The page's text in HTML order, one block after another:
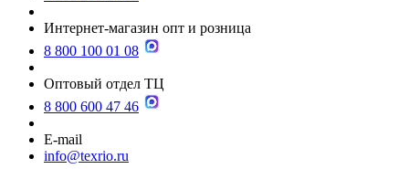
Интернет-магазин опт и розница
8 800 100 01 08
Оптовый отдел ТЦ
8 800 600 47 46
E-mail
info@texrio.ru